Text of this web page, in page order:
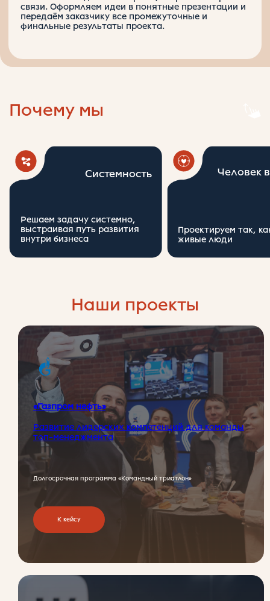
«Газпром нефть»
Развитие лидерских компетенций для команды
топ-менеджмента
Долгосрочная программа «Командный триатлон»
К кейсу